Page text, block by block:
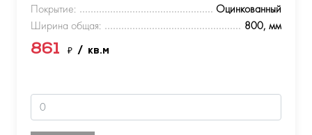
Покрытие:
Оцинкованный
Ширина общая:
800, мм
861 ₽ / кв.м